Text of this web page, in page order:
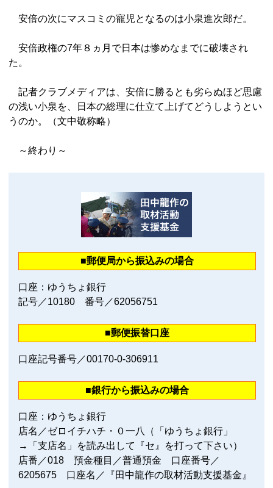
安倍の次にマスコミの寵児となるのは小泉進次郎だ。
安倍政権の7年８ヵ月で日本は惨めなまでに破壊され
た。
記者クラブメディアは、安倍に勝るとも劣らぬほど思慮
の浅い小泉を、日本の総理に仕立て上げてどうしようとい
うのか。（文中敬称略）
～終わり～
■郵便局から振込みの場合
口座：ゆうちょ銀行
記号／10180 番号／62056751
■郵便振替口座
口座記号番号／00170‐0‐306911
■銀行から振込みの場合
口座：ゆうちょ銀行
店名／ゼロイチハチ・０一八（「ゆうちょ銀行」
→「支店名」を読み出して『セ』を打って下さい）
店番／018 預金種目／普通預金 口座番号／
6205675 口座名／『田中龍作の取材活動支援基金』